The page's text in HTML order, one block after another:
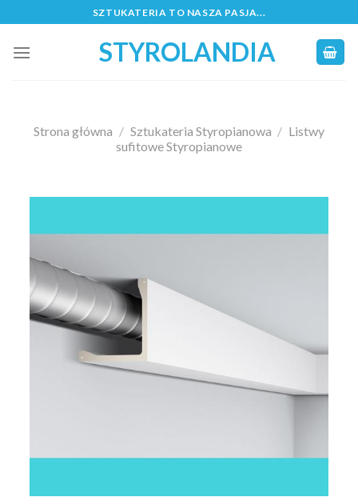
to
content
SZTUKATERIA TO NASZA PASJA...
STYROLANDIA
Strona główna / Sztukateria Styropianowa / Listwy
sufitowe Styropianowe